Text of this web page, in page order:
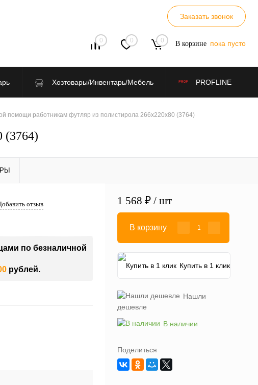
Заказать звонок
0 0 0 В корзине пока пусто
Хозтовары/Инвентарь/Мебель PROFLINE
помощи работникам футляр из полистирола 266х220х80 (3764)
(3764)
отзыв
по безналичной
рублей.
1 568 ₽ / шт
В корзину
Купить в 1 клик
Нашли
дешевле
В наличии
Поделиться